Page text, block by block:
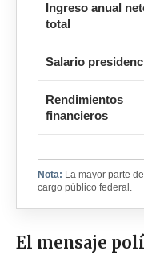
Ingreso anual
total
Salario
Rendimientos
financieros
Nota: La mayor parte
cargo público federal.
El mensaje